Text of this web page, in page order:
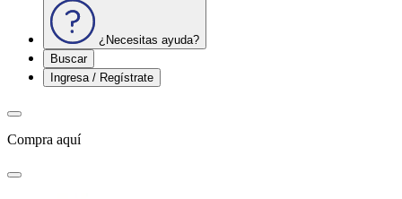
¿Necesitas ayuda?
Buscar
Ingresa / Regístrate
Compra aquí